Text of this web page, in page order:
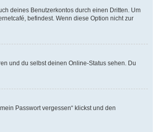
deines Benutzerkontos durch einen Dritten. Um
befindest. Wenn diese Option nicht zur
und du selbst deinen Online-Status sehen. Du
Passwort vergessen“ klickst und den